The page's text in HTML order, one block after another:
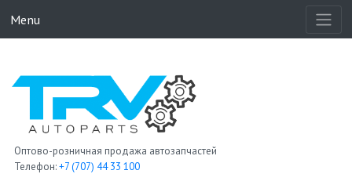
Menu
Оптово-розничная продажа автозапчастей
Телефон:+7 (707) 44 33 100